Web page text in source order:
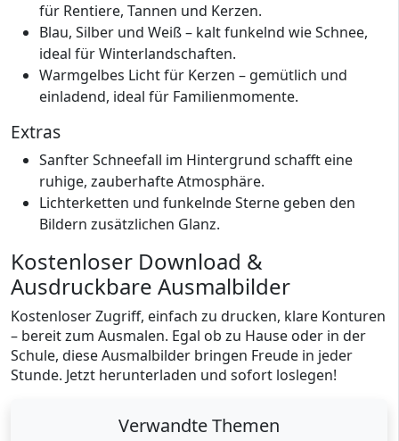
für Rentiere, Tannen und Kerzen.
Blau, Silber und Weiß – kalt funkelnd wie Schnee,
ideal für Winterlandschaften.
Warmgelbes Licht für Kerzen – gemütlich und
einladend, ideal für Familienmomente.
Extras
Sanfter Schneefall im Hintergrund schafft eine
ruhige, zauberhafte Atmosphäre.
Lichterketten und funkelnde Sterne geben den
Bildern zusätzlichen Glanz.
Kostenloser Download &
Ausdruckbare Ausmalbilder
Kostenloser Zugriff, einfach zu drucken, klare Konturen
– bereit zum Ausmalen. Egal ob zu Hause oder in der
Schule, diese Ausmalbilder bringen Freude in jeder
Stunde. Jetzt herunterladen und sofort loslegen!
Verwandte Themen